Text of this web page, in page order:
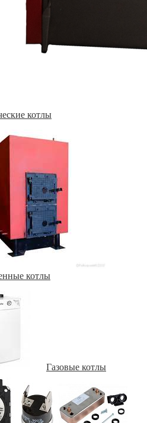
котлы
котлы
Газовые котлы